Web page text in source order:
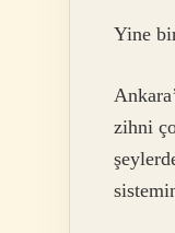
Yine
zihni